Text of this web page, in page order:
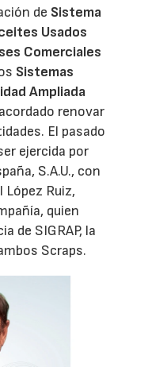
de Sistema
Usados
Comerciales
Sistemas
Ampliada
renovar
El pasado
ejercida por
S.A.U., con
López Ruiz,
quien
de SIGRAP, la
Scraps.